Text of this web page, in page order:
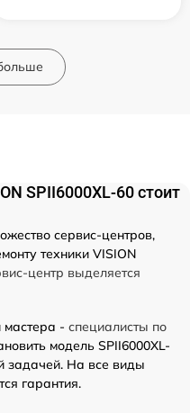
SPII6000XL-60 стоит
сервис-центров,
техники VISION
центр выделяется
- специалисты по
модель SPII6000XL-
задачей. На все виды
гарантия.